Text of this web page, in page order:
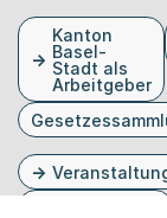
FusszeileKanton
Basel-
Stadt als
Arbeitgeber